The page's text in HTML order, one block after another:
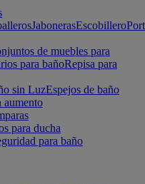
JabonerasEscobillero
de muebles para
para bañoRepisa para
sin LuzEspejos de baño
aumento
para ducha
para baño